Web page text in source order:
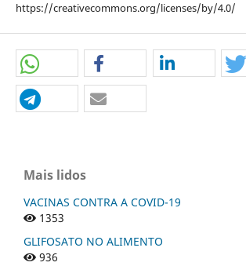
https://creativecommons.org/licenses/by/4.0/
Mais lidos
VACINAS CONTRA A COVID-19
1353
GLIFOSATO NO ALIMENTO
936